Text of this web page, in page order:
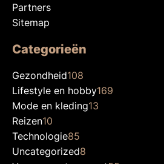
Partners
Sitemap
Categorieën
Gezondheid108
Lifestyle en hobby169
Mode en kleding13
Reizen10
Technologie85
Uncategorized8